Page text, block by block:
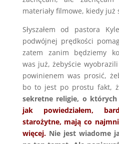
materiały filmowe, kiedy już
Słyszałem od pastora
podwójnej prędkości
zatem zanim będziemy
was już, żebyście
powinienem was prosić,
bo to jest po prostu fakt,
sekretne religie, o
jak powiedziałem,
starożytne, mają co
więcej.Nie jest wiadome